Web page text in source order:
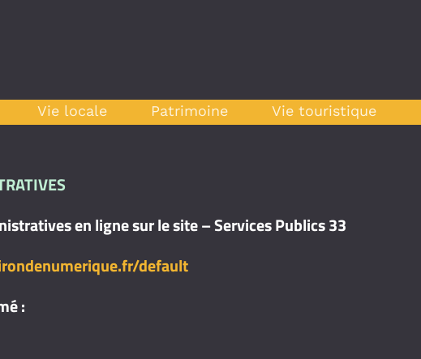
Vie locale Patrimoine Vie touristique
en ligne sur le site – Services Publics 33
default
: